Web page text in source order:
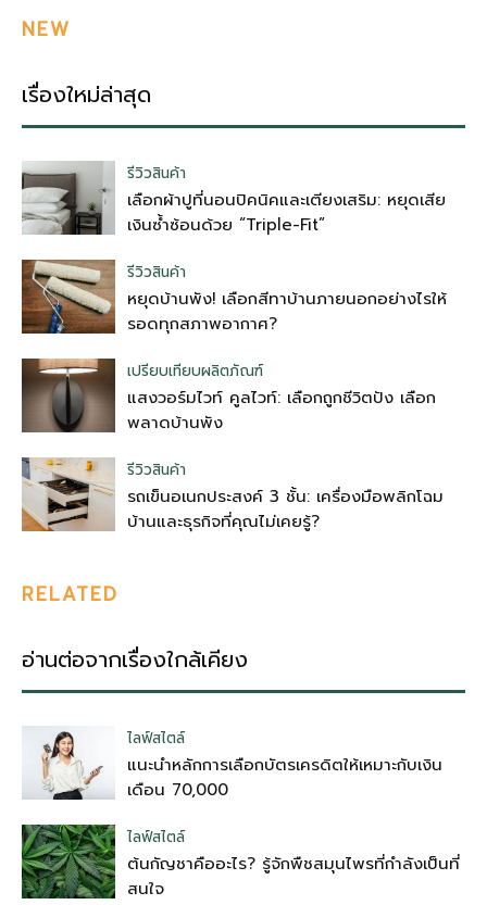
NEW
เรื่องใหม่ล่าสุด
รีวิวสินค้า
เลือกผ้าปูที่นอนปิคนิคและเตียงเสริม: หยุดเสีย
เงินซ้ำซ้อนด้วย “Triple-Fit”
รีวิวสินค้า
หยุดบ้านพัง! เลือกสีทาบ้านภายนอกอย่างไรให้
รอดทุกสภาพอากาศ?
เปรียบเทียบผลิตภัณฑ์
แสงวอร์มไวท์ คูลไวท์: เลือกถูกชีวิตปัง เลือก
พลาดบ้านพัง
รีวิวสินค้า
รถเข็นอเนกประสงค์ 3 ชั้น: เครื่องมือพลิกโฉม
บ้านและธุรกิจที่คุณไม่เคยรู้?
RELATED
อ่านต่อจากเรื่องใกล้เคียง
ไลฟ์สไตล์
แนะนำหลักการเลือกบัตรเครดิตให้เหมาะกับเงิน
เดือน 70,000
ไลฟ์สไตล์
ต้นกัญชาคืออะไร? รู้จักพืชสมุนไพรที่กำลังเป็นที่
สนใจ